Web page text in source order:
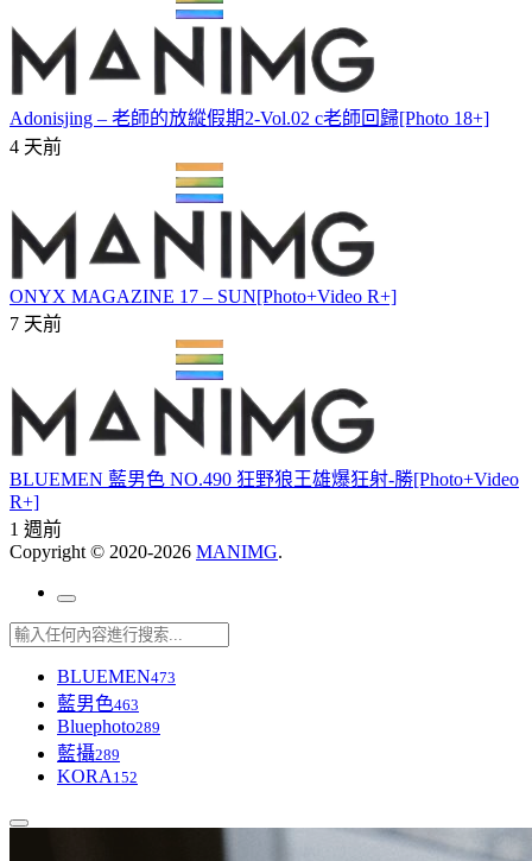
Adonisjing – 老師的放縱假期2-Vol.02 c老師回歸[Photo 18+]
4 天前
ONYX MAGAZINE 17 – SUN[Photo+Video R+]
7 天前
BLUEMEN 藍男色 NO.490 狂野狼王雄爆狂射-勝[Photo+Video
R+]
1 週前
Copyright © 2020-2026 MANIMG.
BLUEMEN473
藍男色463
Bluephoto289
藍攝289
KORA 152